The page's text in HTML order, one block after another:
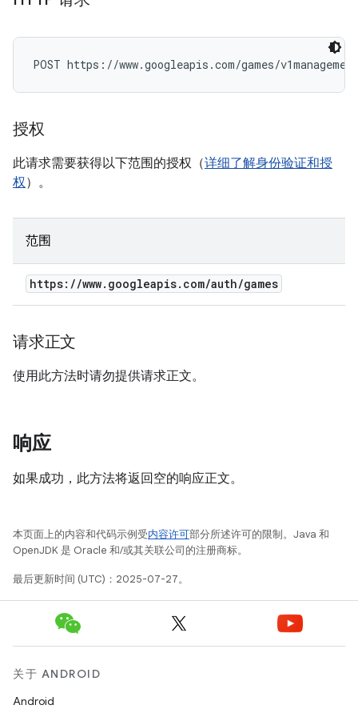
POST https://www.googleapis.com/games/
授权
此请求需要获得以下范围的授权（详细了解身份验证和授
权）。
范围
https: //www. googleapis. com/auth/games
请求正文
使用此方法时请勿提供请求正文。
响应
如果成功，此方法将返回空的响应正文。
本页面上的内容和代码示例受内容许可部分所述许可的限制。Java 和
OpenJDK 是 Oracle 和/或其关联公司的注册商标。
最后更新时间 (UTC)：2025-07-27。
关于 ANDROID
Android